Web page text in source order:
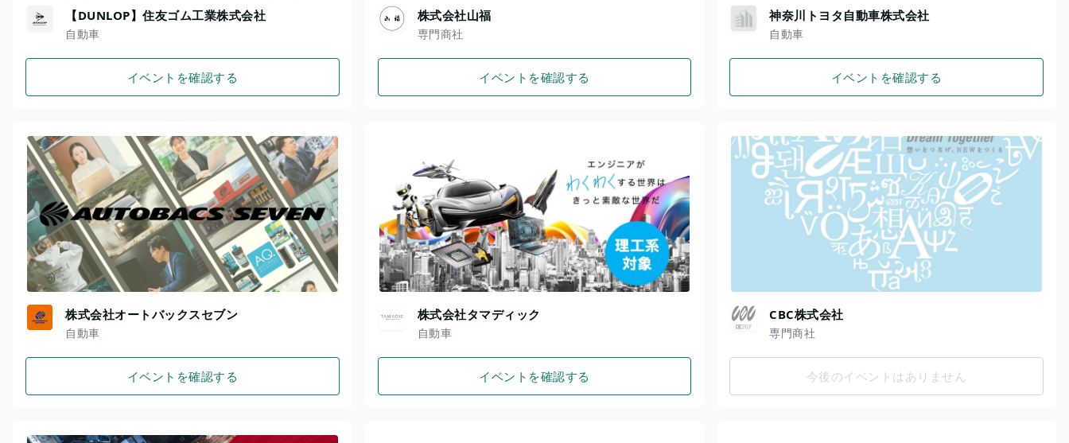
【DUNLOP】住友ゴム工業株式会社
自動車
イベントを確認する
株式会社山福
専門商社
イベントを確認する
神奈川トヨタ自動車株式会社
自動車
イベントを確認する
株式会社オートバックスセブン
自動車
イベントを確認する
株式会社タマディック
自動車
イベントを確認する
CBC株式会社
専門商社
今後のイベントはありません